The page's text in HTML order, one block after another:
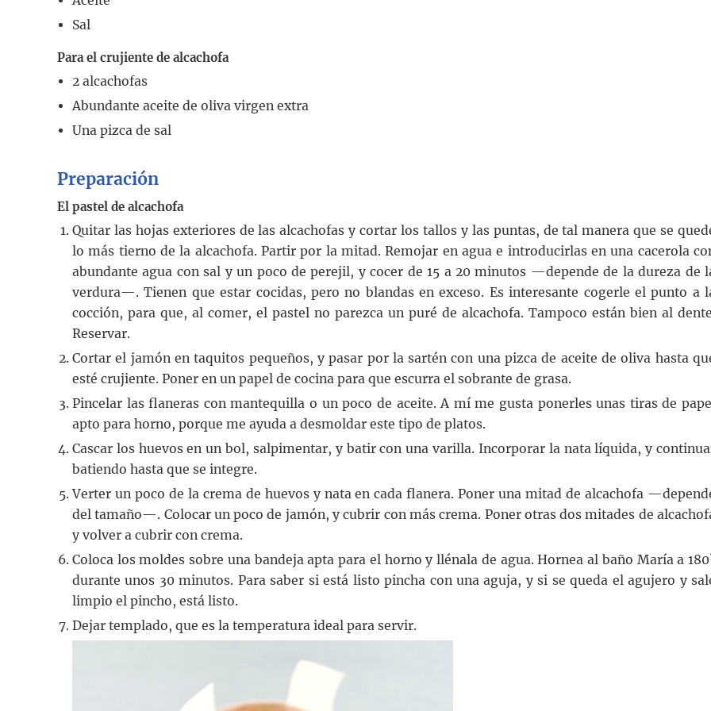
Sal
Para el crujiente de alcachofa
2 alcachofas
Abundante aceite de oliva virgen extra
Una pizca de sal
Preparación
El pastel de alcachofa
Quitar las hojas exteriores de las alcachofas y cortar los tallos y las puntas, de tal manera que se
lo más tierno de la alcachofa. Partir por la mitad. Remojar en agua e introducirlas en una cacerola
abundante agua con sal y un poco de perejil, y cocer de 15 a 20 minutos —depende de la dureza de
verdura—. Tienen que estar cocidas, pero no blandas en exceso. Es interesante cogerle el punto a
cocción, para que, al comer, el pastel no parezca un puré de alcachofa. Tampoco están bien al
Reservar.
Cortar el jamón en taquitos pequeños, y pasar por la sartén con una pizca de aceite de oliva hasta
esté crujiente. Poner en un papel de cocina para que escurra el sobrante de grasa.
Pincelar las flaneras con mantequilla o un poco de aceite. A mí me gusta ponerles unas tiras de
apto para horno, porque me ayuda a desmoldar este tipo de platos.
Cascar los huevos en un bol, salpimentar, y batir con una varilla. Incorporar la nata líquida, y
batiendo hasta que se integre.
Verter un poco de la crema de huevos y nata en cada flanera. Poner una mitad de alcachofa
del tamaño—. Colocar un poco de jamón, y cubrir con más crema. Poner otras dos mitades de
y volver a cubrir con crema.
Coloca los moldes sobre una bandeja apta para el horno y llénala de agua. Hornea al baño María a
durante unos 30 minutos. Para saber si está listo pincha con una aguja, y si se queda el agujero y
limpio el pincho, está listo.
Dejar templado, que es la temperatura ideal para servir.